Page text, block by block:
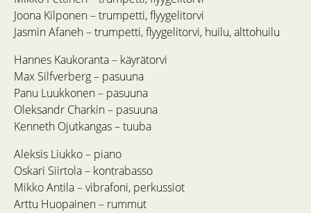
Joona Kilponen – trumpetti, flyygelitorvi
Jasmin Afaneh – trumpetti, flyygelitorvi, huilu, alttohuilu
Hannes Kaukoranta – käyrätorvi
Max Silfverberg – pasuuna
Panu Luukkonen – pasuuna
Oleksandr Charkin – pasuuna
Kenneth Ojutkangas – tuuba
Aleksis Liukko – piano
Oskari Siirtola – kontrabasso
Mikko Antila – vibrafoni, perkussiot
Arttu Huopainen – rummut